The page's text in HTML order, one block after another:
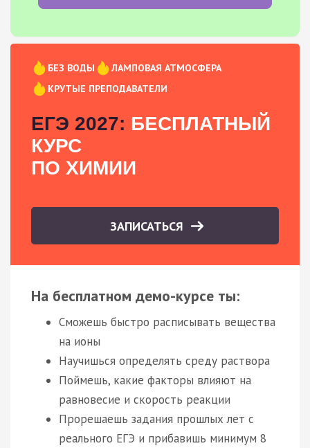
БЕЗ ВОДЫ
ЛАМПОВАЯ АТМОСФЕРА
КРУТЫЕ ПРЕПОДАВАТЕЛИ
ЕГЭ 2027: БЕСПЛАТНЫЙ
КУРС
ПО ХИМИИ
ЗАПИСАТЬСЯ
На бесплатном демо-курсе ты:
Сможешь быстро расписывать вещества
на ионы
Научишься определять среду раствора
Поймешь, какие факторы влияют на
равновесие и скорость реакции
Прорешаешь задания прошлых лет с
реального ЕГЭ и прибавишь минимум 8